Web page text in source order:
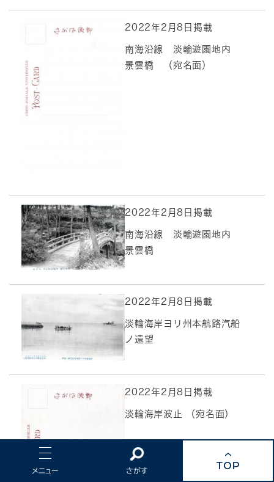
2022年2月8日掲載
南海沿線 淡輪遊園地内
景雲橋 （宛名面）
2022年2月8日掲載
南海沿線 淡輪遊園地内
景雲橋
2022年2月8日掲載
淡輪海岸ヨリ州本航路汽船
ノ遠望
2022年2月8日掲載
淡輪海岸波止 （宛名面）